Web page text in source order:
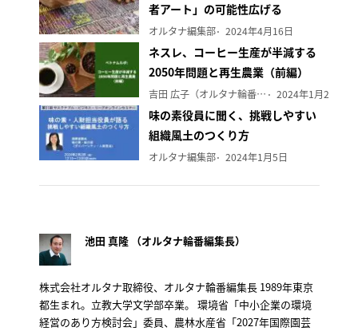
者アート」の可能性広げる
オルタナ編集部 2024年4月16日
ネスレ、コーヒー生産が半減する
2050年問題と再生農業（前編）
吉田 広子（オルタナ輪番編集長） 2024年1月29日
味の素役員に聞く、挑戦しやすい
組織風土のつくり方
オルタナ編集部 2024年1月5日
池田 真隆 （オルタナ輪番編集長）
株式会社オルタナ取締役、オルタナ輪番編集長 1989年東京
都生まれ。立教大学文学部卒業。 環境省「中小企業の環境
経営のあり方検討会」委員、農林水産省「2027年国際園芸